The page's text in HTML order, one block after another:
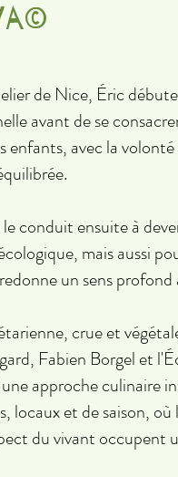
de Nice, Éric
avant de se
enfants, avec la
conduit ensuite à
mais aussi
un sens profond
crue et
Fabien Borgel et
approche culinaire
locaux et de saison,
du vivant occupent